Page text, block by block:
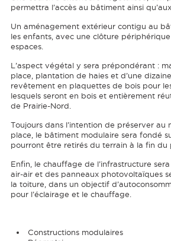
permettra l’accès au bâtiment ainsi
Un aménagement extérieur contigu au
les enfants, avec une clôture
espaces.
L’aspect végétal y sera prépondérant :
place, plantation de haies et d’une dizaine
revêtement en plaquettes de bois pour
lesquels seront en bois et entièrement
de Prairie-Nord.
Toujours dans l’intention de préserver au
place, le bâtiment modulaire sera fondé
pourront être retirés du terrain à la fin du
Enfin, le chauffage de l’infrastructure
air-air et des panneaux photovoltaïques
la toiture, dans un objectif
pour l’éclairage et le chauffage.
Constructions modulaires